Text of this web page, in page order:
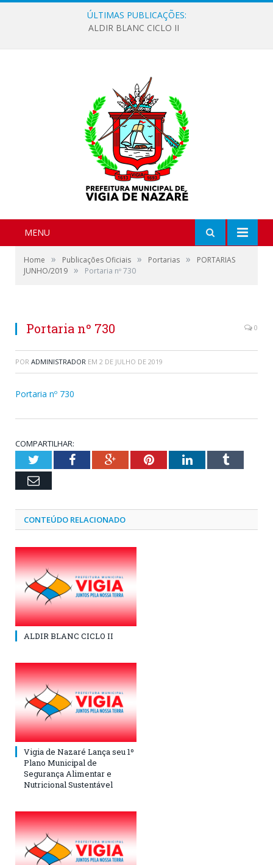
ÚLTIMAS PUBLICAÇÕES:
ALDIR BLANC CICLO II
MENU
Home » Publicações Oficiais » Portarias »
PORTARIAS
JUNHO/2019 » Portaria nº 730
Portaria nº 730 0
POR ADMINISTRADOR EM 2 DE JULHO DE 2019
Portaria nº 730
COMPARTILHAR:
TwitterFacebookGoogle+PinterestLinkedInTumblr
Email
CONTEÚDO RELACIONADO
ALDIR BLANC CICLO II
Vigia de Nazaré Lança seu 1º
Plano Municipal de
Segurança Alimentar e
Nutricional Sustentável